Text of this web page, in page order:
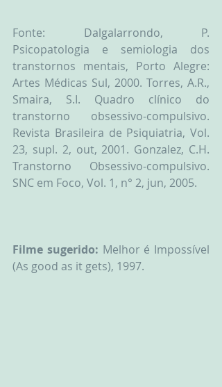
Fonte: Dalgalarrondo, P.
Psicopatologia e semiologia dos
transtornos mentais, Porto Alegre:
Artes Médicas Sul, 2000. Torres, A.R.,
Smaira, S.I. Quadro clínico do
transtorno obsessivo-compulsivo.
Revista Brasileira de Psiquiatria, Vol.
23, supl. 2, out, 2001. Gonzalez, C.H.
Transtorno Obsessivo-compulsivo.
SNC em Foco, Vol. 1, n° 2, jun, 2005.
Filme sugerido: Melhor é Impossível
(As good as it gets), 1997.